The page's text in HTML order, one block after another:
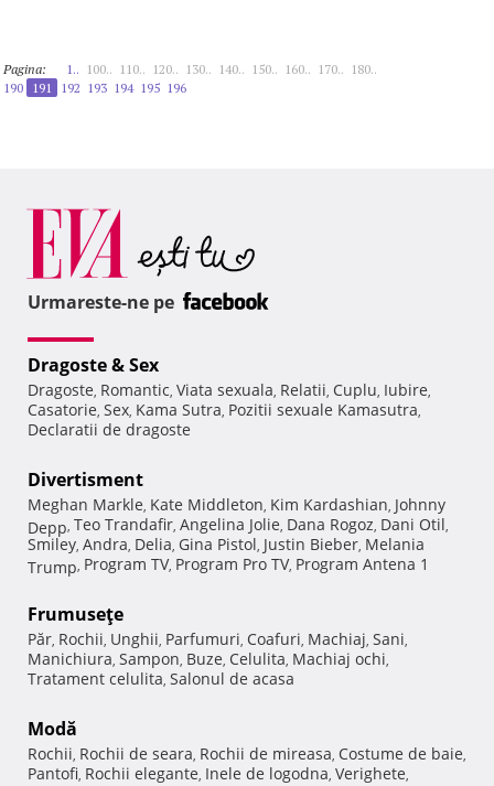
Pagina: 1.. 100.. 110.. 120.. 130.. 140.. 150.. 160.. 170.. 180..
190 191 192 193 194 195 196
Urmareste-ne pe
Dragoste & Sex
Dragoste, Romantic, Viata sexuala, Relatii, Cuplu, Iubire,
Casatorie, Sex, Kama Sutra, Pozitii sexuale Kamasutra,
Declaratii de dragoste
Divertisment
Meghan Markle, Kate Middleton, Kim Kardashian, Johnny
Depp, Teo Trandafir, Angelina Jolie, Dana Rogoz, Dani Otil,
Smiley, Andra, Delia, Gina Pistol, Justin Bieber, Melania
Trump, Program TV, Program Pro TV, Program Antena 1
Frumuseţe
Păr, Rochii, Unghii, Parfumuri, Coafuri, Machiaj, Sani,
Manichiura, Sampon, Buze, Celulita, Machiaj ochi,
Tratament celulita, Salonul de acasa
Modă
Rochii, Rochii de seara, Rochii de mireasa, Costume de baie,
Pantofi, Rochii elegante, Inele de logodna, Verighete,